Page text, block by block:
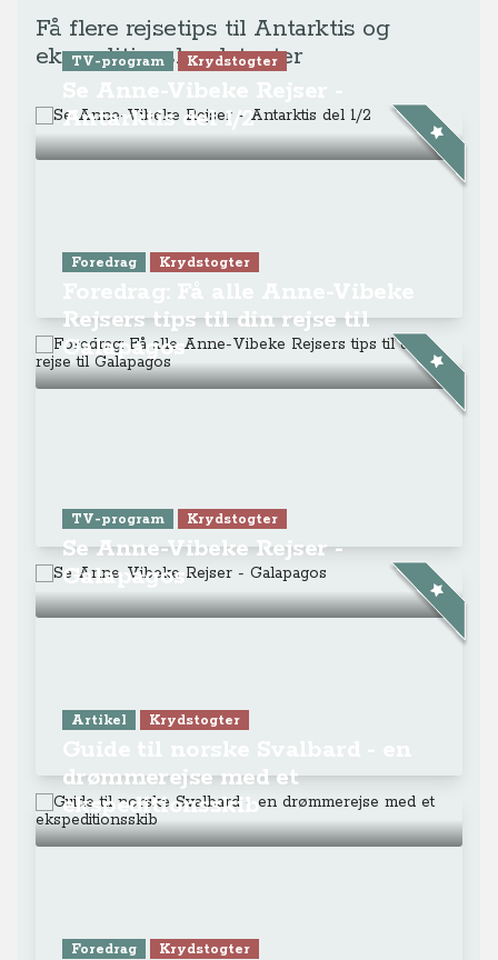
Få flere rejsetips til Antarktis og
ekspeditionskrydstogter
TV-program Krydstogter
Antarktis del 1/2
Foredrag Krydstogter
Rejsers tips til din rejse til
Galapagos
TV-program Krydstogter
Se Anne-Vibeke Rejser -
Galapagos
Artikel Krydstogter
drømmerejse med et
ekspeditionsskib
Foredrag Krydstogter